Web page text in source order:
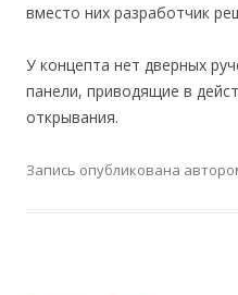
вместо них разработчик
У концепта нет дверных
панели, приводящие в
открывания.
Запись опубликована